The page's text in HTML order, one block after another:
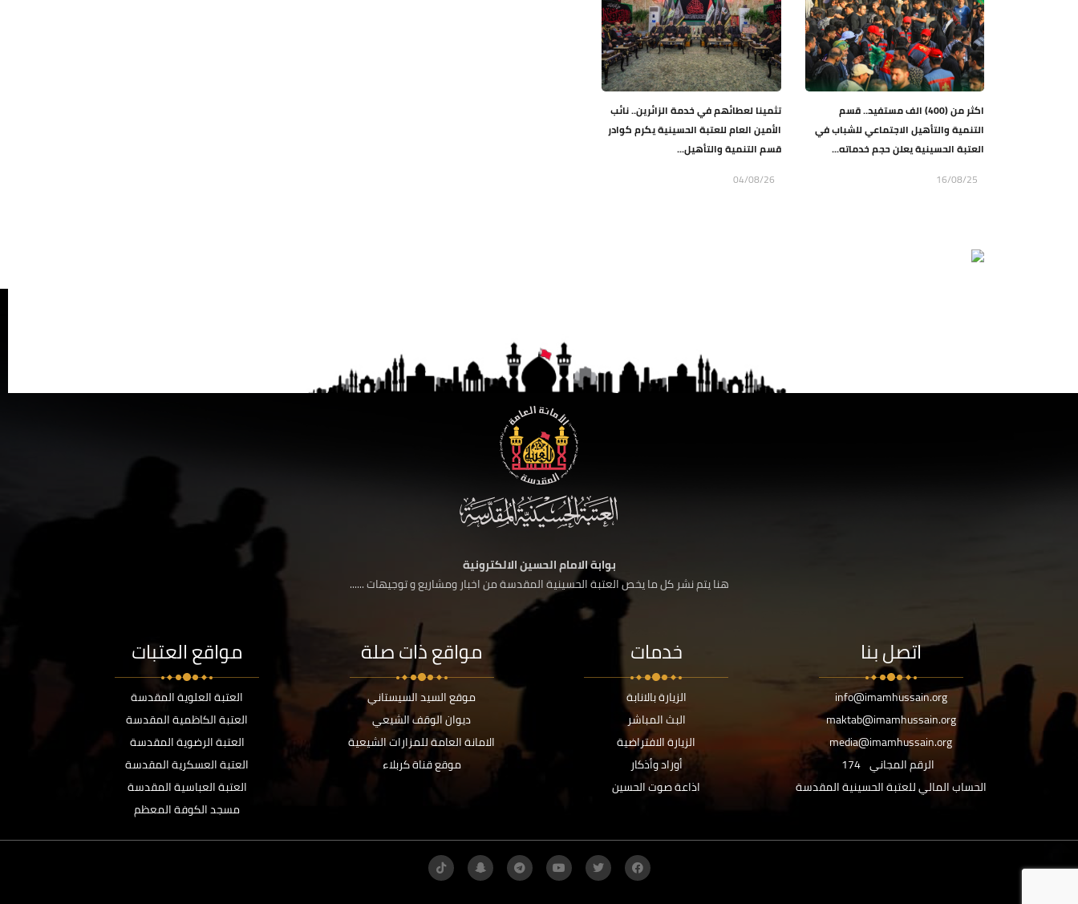
اكثر من (400) الف مستفيد.. قسم
التنمية والتأهيل الاجتماعي للشباب في
العتبة الحسينية يعلن حجم خدماته...
16/08/25
تثمينا لعطائهم في خدمة الزائرين.. نائب
الأمين العام للعتبة الحسينية يكرم كوادر
قسم التنمية والتأهيل...
04/08/26
بوابة الامام الحسين الالكترونية
هنا يتم نشر كل ما يخص العتبة الحسينية المقدسة من اخبار ومشاريع و توجيهات ......
اتصل بنا
info@imamhussain.org
maktab@imamhussain.org
media@imamhussain.org
الرقم المجاني 174
الحساب المالي للعتبة الحسينية المقدسة
خدمات
الزيارة بالانابة
البث المباشر
الزيارة الافتراضية
أوراد وأذكار
اذاعة صوت الحسين
مواقع ذات صلة
موقع السيد السيستاني
ديوان الوقف الشيعي
الامانة العامة للمزارات الشيعية
موقع قناة كربلاء
مواقع العتبات
العتبة العلوية المقدسة
العتبة الكاظمية المقدسة
العتبة الرضوية المقدسة
العتبة العسكرية المقدسة
العتبة العباسية المقدسة
مسجد الكوفة المعظم